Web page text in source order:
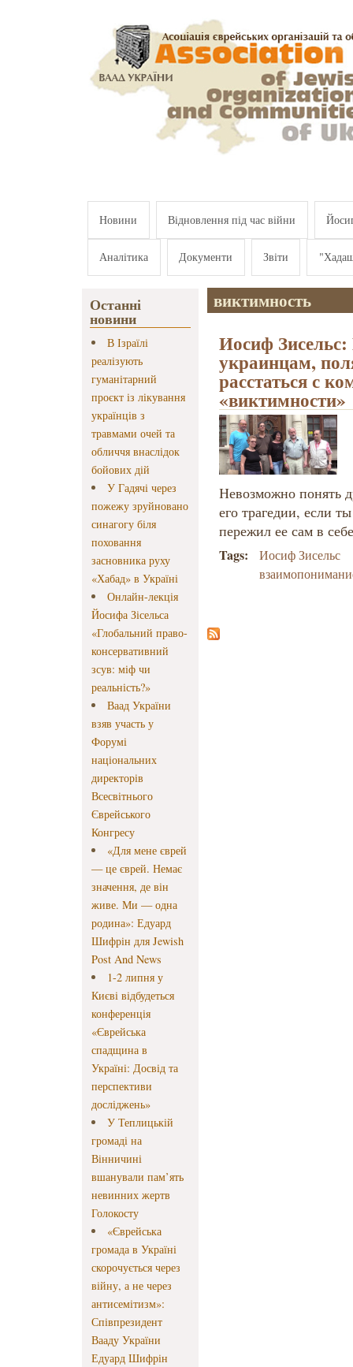
Новини Відновлення під час війни
Аналітика Документи Звіти
Останні
новини
В Ізраїлі
реалізують
гуманітарний
проєкт із лікування
українців з
травмами очей та
обличчя внаслідок
бойових дій
У Гадячі через
пожежу зруйновано
синагогу біля
поховання
засновника руху
«Хабад» в Україні
Онлайн-лекція
Йосифа Зісельса
«Глобальний право-
консервативний
зсув: міф чи
реальність?»
Ваад України
взяв участь у
Форумі
національних
директорів
Всесвітнього
Єврейського
Конгресу
«Для мене єврей
— це єврей. Немає
значення, де він
живе. Ми — одна
родина»: Едуард
Шифрін для Jewish
Post And News
1-2 липня у
Києві відбудеться
конференція
«Єврейська
спадщина в
Україні: Досвід та
перспективи
досліджень»
У Теплицькій
громаді на
Вінничині
вшанували пам’ять
невинних жертв
Голокосту
«Єврейська
громада в Україні
скорочується через
війну, а не через
антисемітизм»:
Співпрезидент
Вааду України
Едуард Шифрін
виктимность
Иосиф
украинцам,
расстаться с
«виктимности»
Невозможно понять
его трагедии, если
пережил ее сам в
Tags:
Иосиф Зисельс